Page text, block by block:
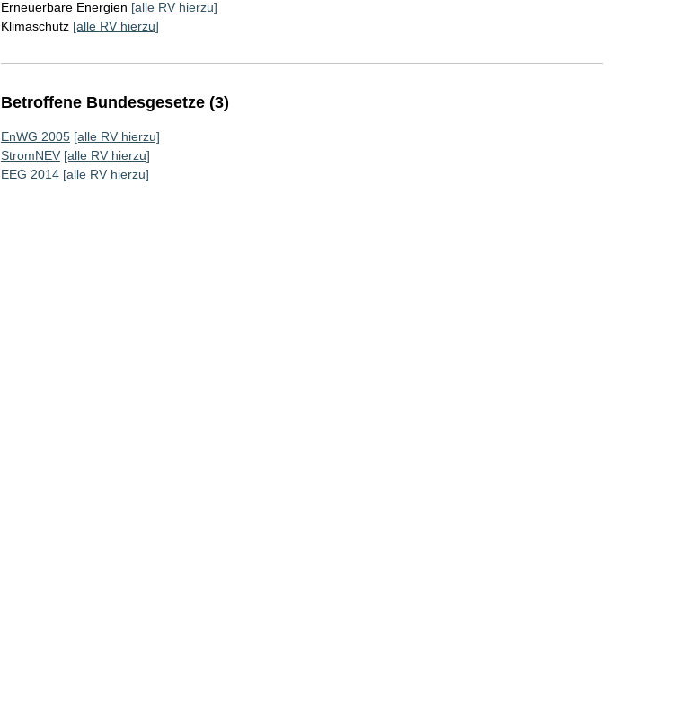
Erneuerbare Energien [alle RV hierzu]
Klimaschutz [alle RV hierzu]
Betroffene Bundesgesetze (3)
EnWG 2005 [alle RV hierzu]
StromNEV [alle RV hierzu]
EEG 2014 [alle RV hierzu]